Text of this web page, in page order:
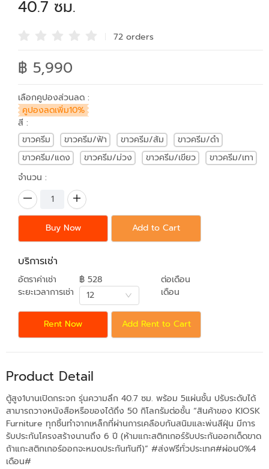
40.7 ซม.
72 orders
฿ 5,990
เลือกคูปองส่วนลด :
คูปองลดเพิ่ม10%
สี :
ขาวครีม
ขาวครีม/ฟ้า ขาวครีม/ส้ม
ขาวครีม/ดำ
ขาวครีม/แดง
ขาวครีม/ม่วง ขาวครีม/เขียว
ขาวครีม/เทา
จำนวน :
Buy Now Add to Cart
บริการเช่า
อัตราค่าเช่า ฿ 528
ต่อเดือน
ระยะเวลาการเช่า
12 เดือน
Rent Now Add Rent to Cart
Product Detail
ตู้สูง1บานเปิดกระจก รุ่นความลึก 40.7 ซม. พร้อม 5แผ่นชั้น ปรับระดับได้
สามารถวางหนังสือหรือของได้ถึง 50 กิโลกรัมต่อชั้น “สินค้าของ KIOSK
Furniture ทุกชิ้นทำจากเหล็กที่ผ่านการเคลือบกันสนิมและพ่นสีฝุ่น มีการ
รับประกันโครงสร้างนานถึง 6 ปี (ห้ามแกะสติกเกอร์รับประกันออกเด็ดขาด
ถ้าแกะสติกเกอร์ออกจะหมดประกันทันที)” #ส่งฟรีทั่วประเทศ#ผ่อน0%4
เดือน#